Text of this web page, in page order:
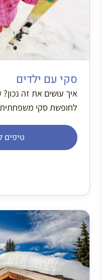
סקי עם ילדים
איך עושים את זה
לחופשת סקי
טיפים